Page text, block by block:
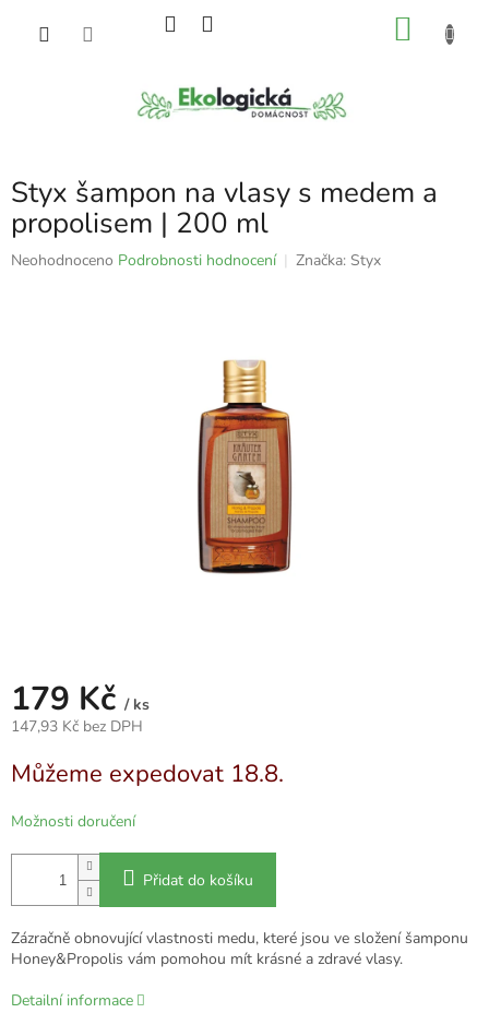
Styx šampon na vlasy s medem a
propolisem | 200 ml
Průměrné
Neohodnoceno Podrobnosti hodnocení Značka: Styx
179 Kč / ks
147,93 Kč bez DPH
cena:
Můžeme expedovat 18.8.
Možnosti doručení
Přidat do košíku
Zázračně obnovující vlastnosti medu, které jsou ve složení šamponu
Honey&Propolis vám pomohou mít krásné a zdravé vlasy.
Detailní informace